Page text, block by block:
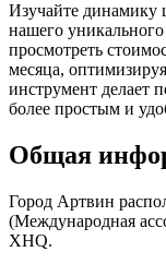
Изучайте
нашего
просмотреть
месяца,
инструмент делает
более простым и
Общая
Город Артвин
(Международная
XHQ.